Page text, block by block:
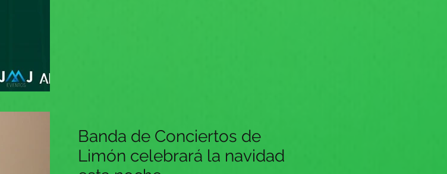
Banda de Conciertos de
Limón celebrará la navidad